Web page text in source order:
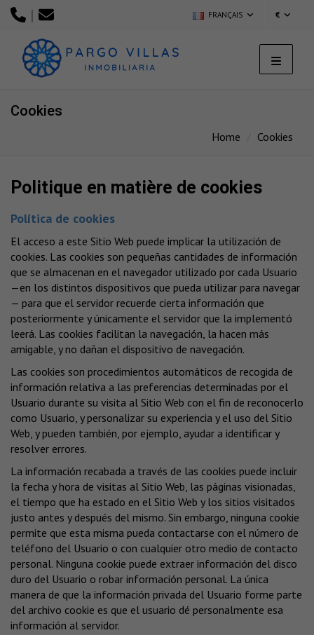
| FRANÇAIS €
Cookies
Home Cookies
Politique en matière de cookies
Política de cookies
El acceso a este Sitio Web puede implicar la utilización de
cookies. Las cookies son pequeñas cantidades de información
que se almacenan en el navegador utilizado por cada Usuario
—en los distintos dispositivos que pueda utilizar para navegar
— para que el servidor recuerde cierta información que
posteriormente y únicamente el servidor que la implementó
leerá. Las cookies facilitan la navegación, la hacen más
amigable, y no dañan el dispositivo de navegación.
Las cookies son procedimientos automáticos de recogida de
información relativa a las preferencias determinadas por el
Usuario durante su visita al Sitio Web con el fin de reconocerlo
como Usuario, y personalizar su experiencia y el uso del Sitio
Web, y pueden también, por ejemplo, ayudar a identificar y
resolver errores.
La información recabada a través de las cookies puede incluir
la fecha y hora de visitas al Sitio Web, las páginas visionadas,
el tiempo que ha estado en el Sitio Web y los sitios visitados
justo antes y después del mismo. Sin embargo, ninguna cookie
permite que esta misma pueda contactarse con el número de
teléfono del Usuario o con cualquier otro medio de contacto
personal. Ninguna cookie puede extraer información del disco
duro del Usuario o robar información personal. La única
manera de que la información privada del Usuario forme parte
del archivo cookie es que el usuario dé personalmente esa
información al servidor.